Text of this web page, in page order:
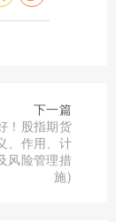
下一篇
！股指期货
、作用、计
风险管理措
施)